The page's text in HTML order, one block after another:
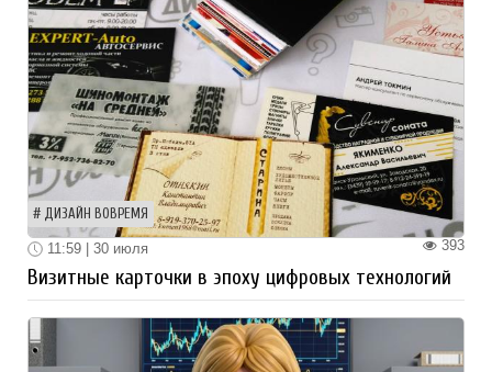
ДИЗАЙН ВОВРЕМЯ
393
11:59 | 30 июля
Визитные карточки в эпоху цифровых технологий